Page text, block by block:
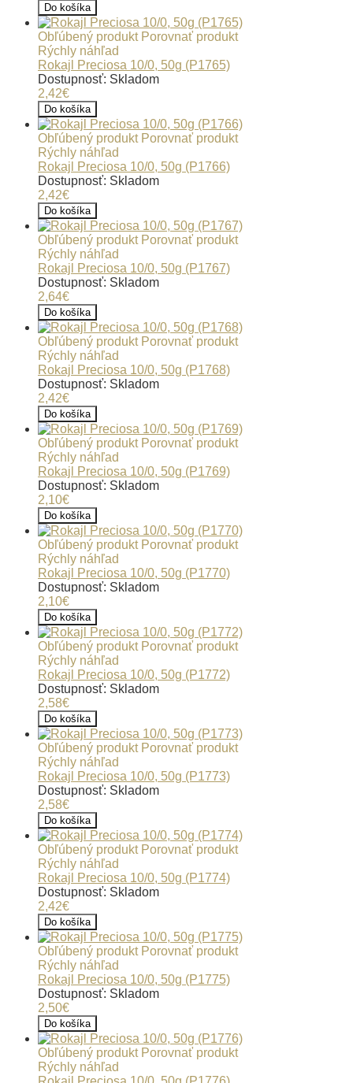
Do košíka
Obľúbený produkt Porovnať produkt
Rýchly náhľad
Rokajl Preciosa 10/0, 50g (P1765)
Dostupnosť: Skladom
2,42€
Do košíka
Obľúbený produkt Porovnať produkt
Rýchly náhľad
Rokajl Preciosa 10/0, 50g (P1766)
Dostupnosť: Skladom
2,42€
Do košíka
Obľúbený produkt Porovnať produkt
Rýchly náhľad
Rokajl Preciosa 10/0, 50g (P1767)
Dostupnosť: Skladom
2,64€
Do košíka
Obľúbený produkt Porovnať produkt
Rýchly náhľad
Rokajl Preciosa 10/0, 50g (P1768)
Dostupnosť: Skladom
2,42€
Do košíka
Obľúbený produkt Porovnať produkt
Rýchly náhľad
Rokajl Preciosa 10/0, 50g (P1769)
Dostupnosť: Skladom
2,10€
Do košíka
Obľúbený produkt Porovnať produkt
Rýchly náhľad
Rokajl Preciosa 10/0, 50g (P1770)
Dostupnosť: Skladom
2,10€
Do košíka
Obľúbený produkt Porovnať produkt
Rýchly náhľad
Rokajl Preciosa 10/0, 50g (P1772)
Dostupnosť: Skladom
2,58€
Do košíka
Obľúbený produkt Porovnať produkt
Rýchly náhľad
Rokajl Preciosa 10/0, 50g (P1773)
Dostupnosť: Skladom
2,58€
Do košíka
Obľúbený produkt Porovnať produkt
Rýchly náhľad
Rokajl Preciosa 10/0, 50g (P1774)
Dostupnosť: Skladom
2,42€
Do košíka
Obľúbený produkt Porovnať produkt
Rýchly náhľad
Rokajl Preciosa 10/0, 50g (P1775)
Dostupnosť: Skladom
2,50€
Do košíka
Obľúbený produkt Porovnať produkt
Rýchly náhľad